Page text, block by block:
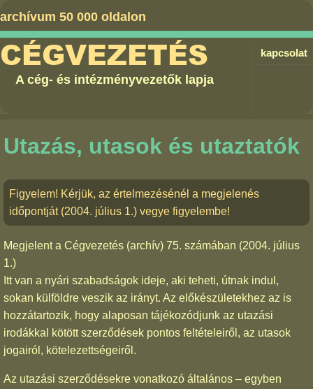
archívum 50 000 oldalon
kapcsolat
CÉGVEZETÉS
A cég- és intézményvezetők lapja
Utazás, utasok és utaztatók
Figyelem! Kérjük, az értelmezésénél a megjelenés
időpontját (2004. július 1.) vegye figyelembe!
Megjelent a Cégvezetés (archív) 75. számában (2004. július
1.)
Itt van a nyári szabadságok ideje, aki teheti, útnak indul,
sokan külföldre veszik az irányt. Az előkészületekhez az is
hozzátartozik, hogy alaposan tájékozódjunk az utazási
irodákkal kötött szerződések pontos feltételeiről, az utasok
jogairól, kötelezettségeiről.
Az utazási szerződésekre vonatkozó általános – egyben